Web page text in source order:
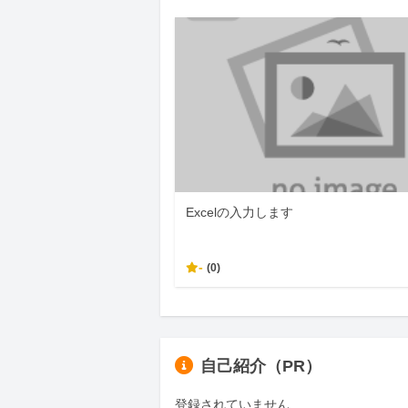
Excelの入力します
- (0)
自己紹介（PR）
登録されていません